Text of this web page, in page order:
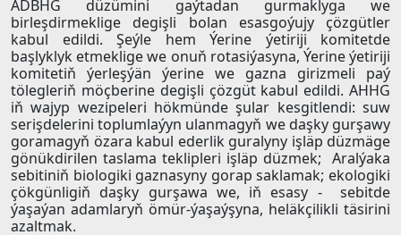
ADBHG düzümini gaýtadan gurmaklyga we
birleşdirmeklige degişli bolan esasgoýujy çözgütler
kabul edildi. Şeýle hem Ýerine ýetiriji komitetde
başlyklyk etmeklige we onuň rotasiýasyna, Ýerine ýetiriji
komitetiň ýerleşýän ýerine we gazna girizmeli paý
tölegleriň möçberine degişli çözgüt kabul edildi. AHHG
iň wajyp wezipeleri hökmünde şular kesgitlendi: suw
serişdelerini toplumlaýyn ulanmagyň we daşky gurşawy
goramagyň özara kabul ederlik guralyny işläp düzmäge
gönükdirilen taslama teklipleri işläp düzmek; Aralýaka
sebitiniň biologiki gaznasyny gorap saklamak; ekologiki
çökgünligiň daşky gurşawa we, iň esasy - sebitde
ýaşaýan adamlaryň ömür-ýaşaýşyna, heläkçilikli täsirini
azaltmak.